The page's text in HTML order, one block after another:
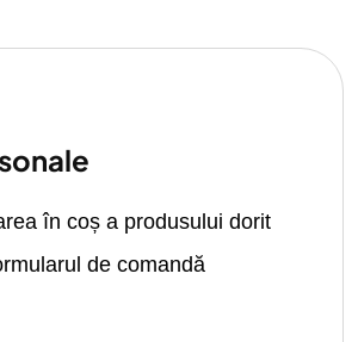
în coș a produsului dorit
de comandă